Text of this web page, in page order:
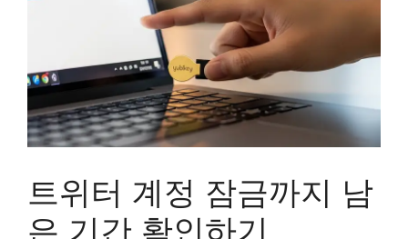
트위터 계정 잠금까지 남
은 기간 확인하기